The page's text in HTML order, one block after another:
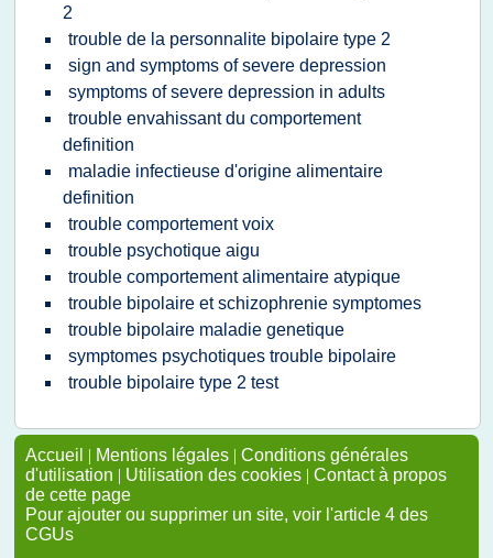
2
trouble de la personnalite bipolaire type 2
sign and symptoms of severe depression
symptoms of severe depression in adults
trouble envahissant du comportement
definition
maladie infectieuse d'origine alimentaire
definition
trouble comportement voix
trouble psychotique aigu
trouble comportement alimentaire atypique
trouble bipolaire et schizophrenie symptomes
trouble bipolaire maladie genetique
symptomes psychotiques trouble bipolaire
trouble bipolaire type 2 test
Accueil | Mentions légales | Conditions générales
d'utilisation | Utilisation des cookies | Contact à propos
de cette page
Pour ajouter ou supprimer un site, voir l'article 4 des
CGUs